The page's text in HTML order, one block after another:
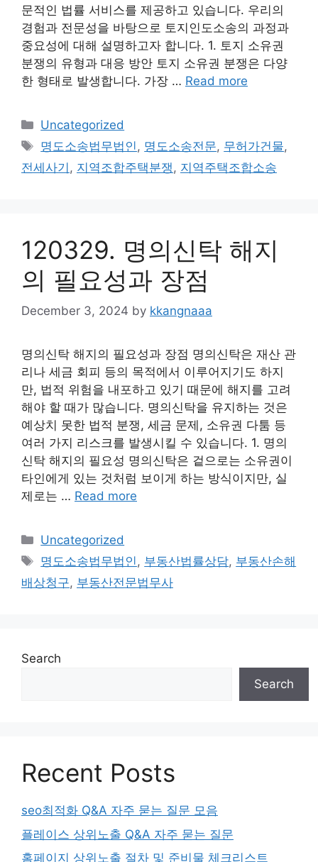
문적인 법률 서비스를 제공하고 있습니다. 우리의
경험과 전문성을 바탕으로 토지인도소송의 과정과
중요성에 대해 설명하고자 합니다. 1. 토지 소유권
분쟁의 유형과 대응 방안 토지 소유권 분쟁은 다양
한 형태로 발생합니다. 가장 … Read more
Categories
Uncategorized
Tags
명도소송법무법인 , 명도소송전문, 무허가건물,
전세사기 , 지역조합주택분쟁 , 지역주택조합소송
120329. 명의신탁 해지
의 필요성과 장점
December 3, 2024 by kkangnaaa
명의신탁 해지의 필요성과 장점 명의신탁은 재산 관
리나 세금 회피 등의 목적에서 이루어지기도 하지
만, 법적 위험을 내포하고 있기 때문에 해지를 고려
해야 할 때가 많습니다. 명의신탁을 유지하는 것은
예상치 못한 법적 분쟁, 세금 문제, 소유권 다툼 등
여러 가지 리스크를 발생시킬 수 있습니다. 1. 명의
신탁 해지의 필요성 명의신탁은 겉으로는 소유권이
타인에게 있는 것처럼 보이게 하는 방식이지만, 실
제로는 … Read more
Categories
Uncategorized
Tags
명도소송법무법인, 부동산법률상담, 부동산손해
배상청구, 부동산전문법무사
Search
Search
Recent Posts
seo최적화 Q&A 자주 묻는 질문 모음
플레이스 상위노출 Q&A 자주 묻는 질문
홈페이지 상위노출 절차 및 준비물 체크리스트